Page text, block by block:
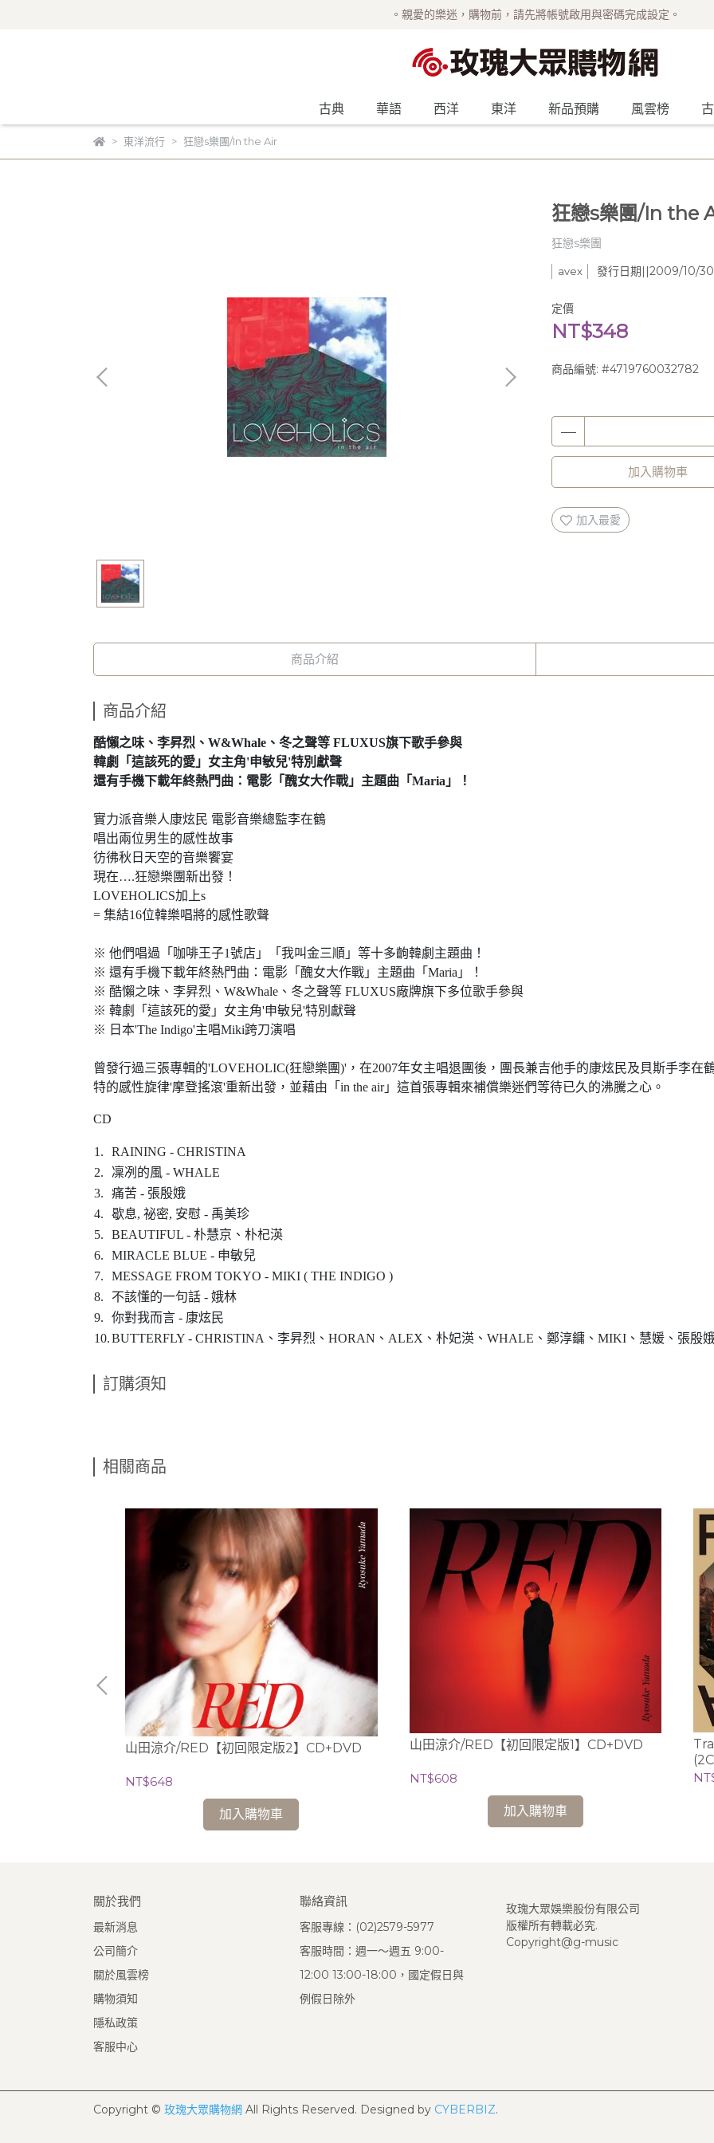
。親愛的樂迷，購物前，請先將帳號啟用與密碼完成設定。
古典 華語 西洋 東洋 新品預購 風雲榜
東洋流行 狂戀s樂團/In the Air
狂戀s樂團/In the
狂戀s樂團
avex 發行日期||2009/10/
定價
NT$348
商品編號: #4719760032782
加入購物車
加入最愛
商品介紹
商品介紹
酷懶之味、李昇烈、W&Whale、冬之聲等 FLUXUS旗下歌手參與
韓劇「這該死的愛」女主角'申敏兒'特別獻聲
還有手機下載年終熱門曲：電影「醜女大作戰」主題曲「Maria」！
實力派音樂人康炫民 電影音樂總監李在鶴
唱出兩位男生的感性故事
彷彿秋日天空的音樂饗宴
現在….狂戀樂團新出發！
LOVEHOLICS加上s
= 集結16位韓樂唱將的感性歌聲
※ 他們唱過「咖啡王子1號店」「我叫金三順」等十多齣韓劇主題曲！
※ 還有手機下載年終熱門曲：電影「醜女大作戰」主題曲「Maria」！
※ 酷懶之味、李昇烈、W&Whale、冬之聲等 FLUXUS廠牌旗下多位歌手參與
※ 韓劇「這該死的愛」女主角'申敏兒'特別獻聲
※ 日本'The Indigo'主唱Miki跨刀演唱
曾發行過三張專輯的'LOVEHOLIC(狂戀樂團)'，在2007年女主唱退團後，團長兼吉他手的康炫民及貝斯手李在
特的感性旋律'摩登搖滾'重新出發，並藉由「in the air」這首張專輯來補償樂迷們等待已久的沸騰之心。
CD
1.
RAINING - CHRISTINA
2.
凜冽的風 - WHALE
3.
痛苦 - 張殷娥
4.
歇息, 祕密, 安慰 - 禹美珍
5.
BEAUTIFUL - 朴慧京、朴杞渶
6.
MIRACLE BLUE - 申敏兒
7.
MESSAGE FROM TOKYO - MIKI ( THE INDIGO )
8.
不該懂的一句話 - 娥林
9.
你對我而言 - 康炫民
10.BUTTERFLY - CHRISTINA、李昇烈、HORAN、ALEX、朴妃渶、WHALE、鄭淳鏞、MIKI、慧媛、張殷
訂購須知
相關商品
山田涼介/RED【初回限定版2】CD+DVD
NT$648
加入購物車
山田涼介/RED【初回限定版1】CD+DVD
NT$608
加入購物車
關於我們
最新消息
公司簡介
關於風雲榜
購物須知
隱私政策
客服中心
聯絡資訊
客服專線：(02)2579-5977
客服時間：週一～週五 9:00-
12:00 13:00-18:00，國定假日與
例假日除外
玫瑰大眾娛樂股份有限公司
版權所有轉載必究.
Copyright@g-music
Copyright © 玫瑰大眾購物網 All Rights Reserved. Designed by CYBERBIZ.